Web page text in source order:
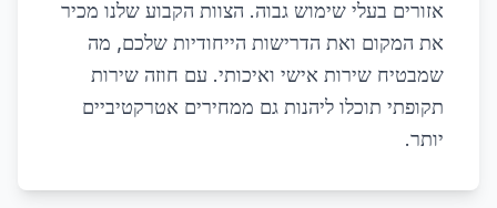
אזורים בעלי שימוש גבוה. הצוות הקבוע שלנו מכיר
את המקום ואת הדרישות הייחודיות שלכם, מה
שמבטיח שירות אישי ואיכותי. עם חוזה שירות
תקופתי תוכלו ליהנות גם ממחירים אטרקטיביים
יותר.